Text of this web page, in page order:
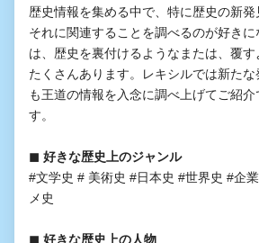
歴史情報を集める中で、特に歴史の新発
それに関連することを調べるのが好き
は、歴史を裏付けるようなまたは、覆
たくさんあります。レキシルでは新た
も王道の情報を入念に調べ上げてご紹介
す。
◼︎ 好きな歴史上のジャンル
#文学史 # 美術史 #日本史 #世界史 #企
メ史
◼︎ 好きな歴史上の人物